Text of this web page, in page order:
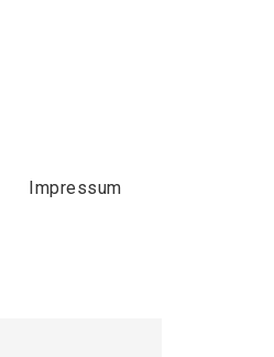
Impressum